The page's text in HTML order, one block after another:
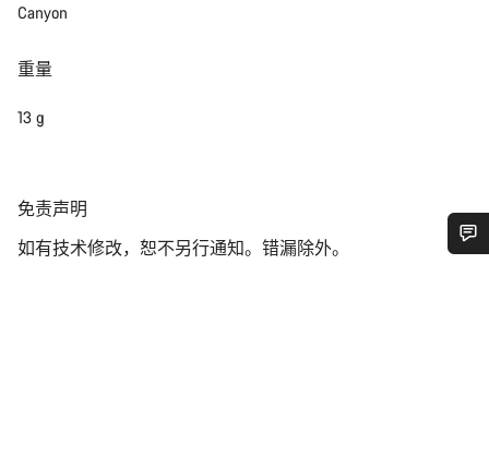
Canyon
重量
13 g
免
声
免责声明
如有技术修改，恕不另行通知。错漏除外。